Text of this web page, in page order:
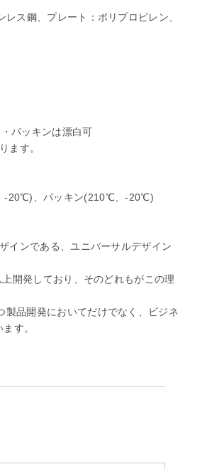
ス鋼、プレート：ポリプロピレン、
パッキンは漂白可
ます。
20℃)、パッキン(210℃、-20℃)
インである、ユニバーサルデザイン
開発しており、そのどれもがこの理
品開発においてだけでなく、ビジネ
す。